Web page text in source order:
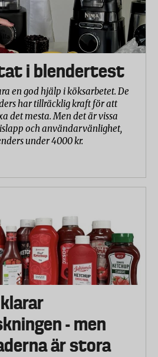
i blendertest
en god hjälp i köksarbetet. De
har tillräcklig kraft för att
det mesta. Men det är vissa
och användarvänlighet,
under 4000 kr.
- men
är stora